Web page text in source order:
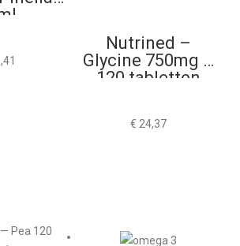
Nutrined –
Glycine 750mg –
120 tabletten
€ 24,37